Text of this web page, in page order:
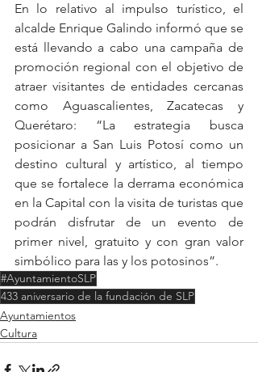
En lo relativo al impulso turístico, el
alcalde Enrique Galindo informó que se
está llevando a cabo una campaña de
promoción regional con el objetivo de
atraer visitantes de entidades cercanas
como Aguascalientes, Zacatecas y
Querétaro: “La estrategia busca
posicionar a San Luis Potosí como un
destino cultural y artístico, al tiempo
que se fortalece la derrama económica
en la Capital con la visita de turistas que
podrán disfrutar de un evento de
primer nivel, gratuito y con gran valor
simbólico para las y los potosinos”.
#AyuntamientoSLP
433 aniversario de la fundación de SLP
Ayuntamientos
Cultura